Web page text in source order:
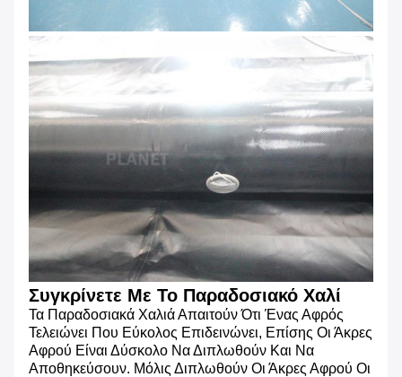
Συγκρίνετε Με Το Παραδοσιακό Χαλί
Τα Παραδοσιακά Χαλιά Απαιτούν Ότι Ένας Αφρός
Τελειώνει Που Εύκολος Επιδεινώνει, Επίσης Οι Άκρες
Αφρού Είναι Δύσκολο Να Διπλωθούν Και Να
Αποθηκεύσουν. Μόλις Διπλωθούν Οι Άκρες Αφρού Οι